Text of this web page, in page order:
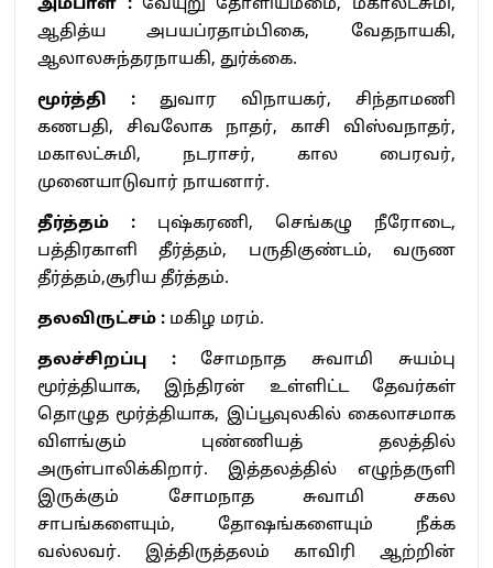
அம்பாள் :வேயுறு தோளியம்மை, மகாலட்சுமி,
ஆதித்ய அபயப்ரதாம்பிகை, வேதநாயகி,
ஆலாலசுந்தரநாயகி, துர்க்கை.
மூர்த்தி : துவார விநாயகர், சிந்தாமணி
கணபதி, சிவலோக நாதர், காசி விஸ்வநாதர்,
மகாலட்சுமி, நடராசர், கால பைரவர்,
முனையாடுவார் நாயனார்.
தீர்த்தம் : புஷ்கரணி, செங்கழு நீரோடை,
பத்திரகாளி தீர்த்தம், பருதிகுண்டம், வருண
தீர்த்தம்,சூரிய தீர்த்தம்.
தலவிருட்சம் : மகிழ மரம்.
தலச்சிறப்பு :சோமநாத சுவாமி சுயம்பு
மூர்த்தியாக, இந்திரன் உள்ளிட்ட தேவர்கள்
தொழுத மூர்த்தியாக, இப்பூவுலகில் கைலாசமாக
விளங்கும் புண்ணியத் தலத்தில்
அருள்பாலிக்கிறார். இத்தலத்தில் எழுந்தருளி
இருக்கும் சோமநாத சுவாமி சகல
சாபங்களையும், தோஷங்களையும் நீக்க
வல்லவர். இத்திருத்தலம் காவிரி ஆற்றின்